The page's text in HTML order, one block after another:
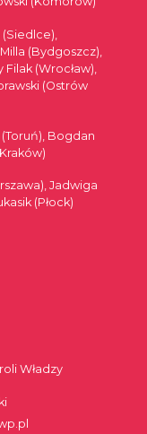
(Bydgoszcz),
(Wrocław),
(Ostrów
Bogdan
Jadwiga
(Płock)
Władzy